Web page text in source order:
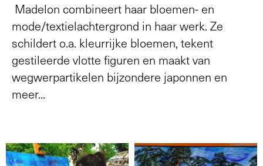
Madelon combineert haar bloemen- en
mode/textielachtergrond in haar werk. Ze
schildert o.a. kleurrijke bloemen, tekent
gestileerde vlotte figuren en maakt van
wegwerpartikelen bijzondere japonnen en
meer...